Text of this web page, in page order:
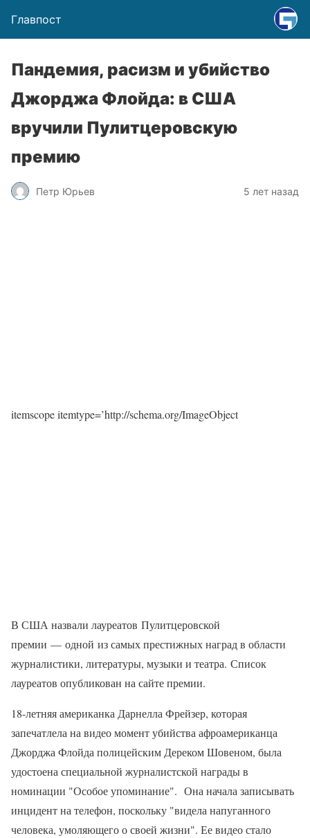
Главпост
Пандемия, расизм и убийство
Джорджа Флойда: в США
вручили Пулитцеровскую
премию
Петр Юрьев 5 лет назад
itemscope itemtype=’http://schema.org/ImageObject
В США назвали лауреатов Пулитцеровской
премии — одной из самых престижных наград в области
журналистики, литературы, музыки и театра. Список
лауреатов опубликован на сайте премии.
18-летняя американка Дарнелла Фрейзер, которая
запечатлела на видео момент убийства афроамериканца
Джорджа Флойда полицейским Дереком Шовеном, была
удостоена специальной журналистской награды в
номинации "Особое упоминание". Она начала записывать
инцидент на телефон, поскольку "видела напуганного
человека, умоляющего о своей жизни". Ее видео стало